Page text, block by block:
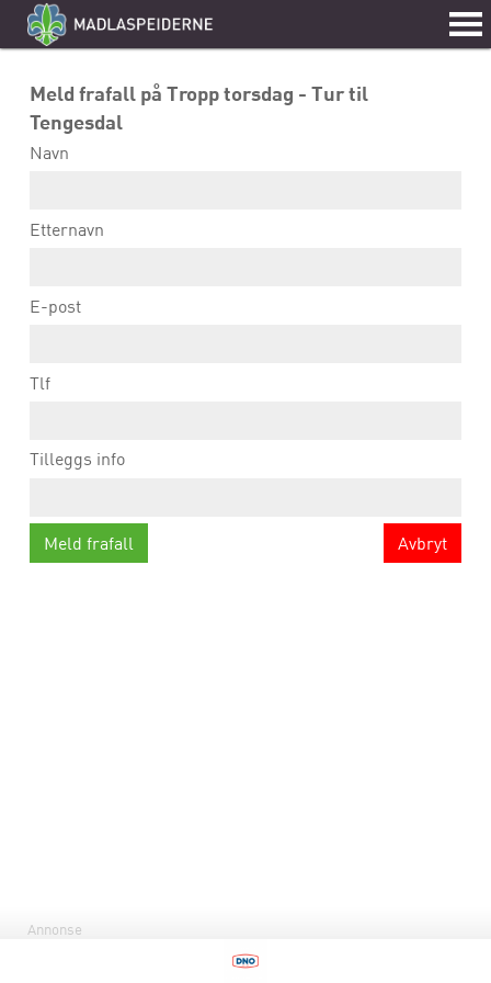
Meld frafall på Tropp torsdag - Tur til
Tengesdal
Navn
Etternavn
E-post
Tlf
Tilleggs info
Avbryt
Annonse